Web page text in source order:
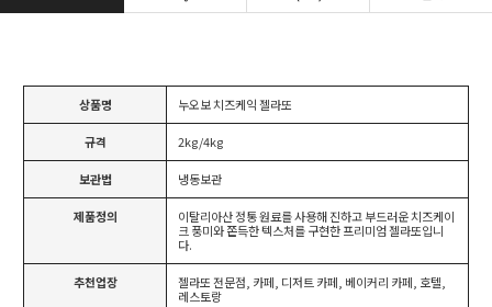
상품명 누오보 치즈케익 젤라또
규격 2kg/4kg
보관법 냉동보관
제품정의
이탈리아산 정통 원료를 사용해 진하고 부드러운 치즈케이
크 풍미와 쫀득한 텍스처를 구현한 프리미엄 젤라또입니
다.
추천업장
젤라또 전문점, 카페, 디저트 카페, 베이커리 카페, 호텔,
레스토랑